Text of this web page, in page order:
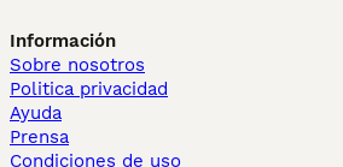
Información
Sobre nosotros
Politica privacidad
Ayuda
Prensa
Condiciones de uso